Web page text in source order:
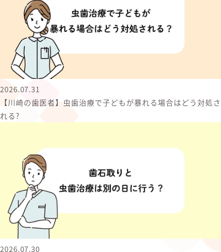
2026.07.31
【川崎の歯医者】虫歯治療で子どもが暴れる場合はどう対処さ
れる?
2026.07.30